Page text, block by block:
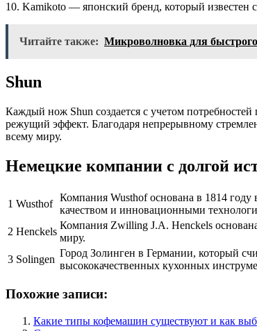
10. Kamikoto — японский бренд, который
Читайте также: Микроволновка для
Shun
Каждый нож Shun создается с учетом
режущий эффект. Благодаря непрерывному
всему миру.
Немецкие компании с долгой
1 Wusthof
Компания Wusthof основана в 1814
качеством и инновационными
2 Henckels
Компания Zwilling J.A. Henckels
миру.
3 Solingen
Город Золинген в Германии, который
высококачественных кухонных
Похожие записи:
Какие типы кофемашин существуют и как